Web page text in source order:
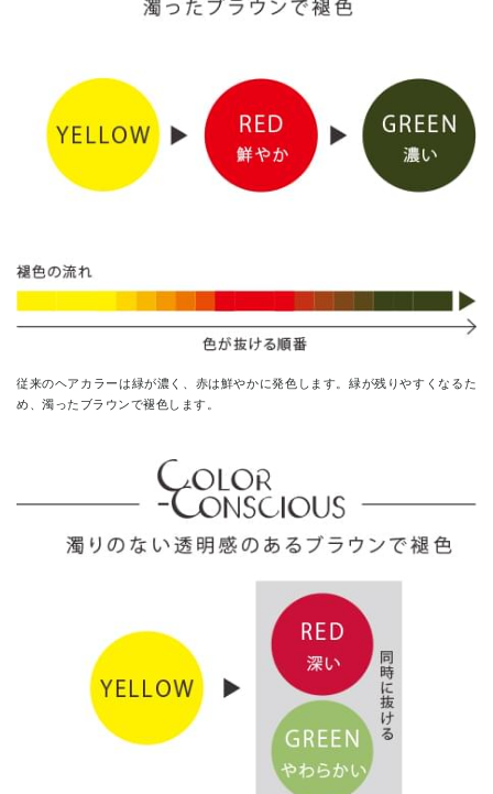
従来のヘアカラーは緑が濃く、赤は鮮やかに発色します。 緑が残りやすくなるた
め、濁ったブラウンで褪色します。